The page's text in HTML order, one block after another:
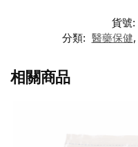
貨號:
分類: 醫藥保健,
相關商品